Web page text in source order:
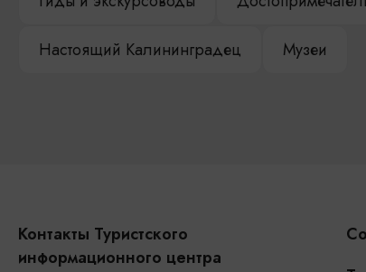
Настоящий Калининградец Музеи
Контакты Туристского
информационного центра